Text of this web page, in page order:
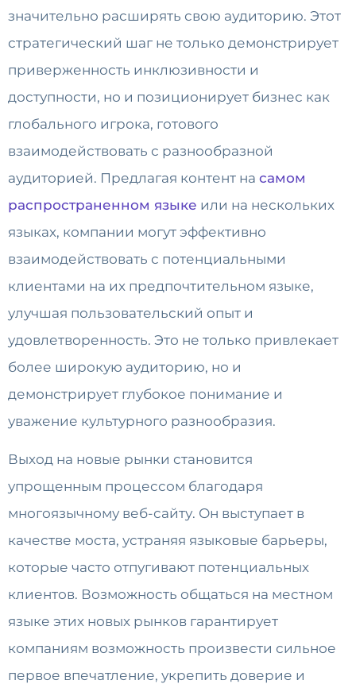
значительно расширять свою аудиторию. Этот
стратегический шаг не только демонстрирует
приверженность инклюзивности и
доступности, но и позиционирует бизнес как
глобального игрока, готового
взаимодействовать с разнообразной
аудиторией. Предлагая контент на самом
распространенном языке или на нескольких
языках, компании могут эффективно
взаимодействовать с потенциальными
клиентами на их предпочтительном языке,
улучшая пользовательский опыт и
удовлетворенность. Это не только привлекает
более широкую аудиторию, но и
демонстрирует глубокое понимание и
уважение культурного разнообразия.
Выход на новые рынки становится
упрощенным процессом благодаря
многоязычному веб-сайту. Он выступает в
качестве моста, устраняя языковые барьеры,
которые часто отпугивают потенциальных
клиентов. Возможность общаться на местном
языке этих новых рынков гарантирует
компаниям возможность произвести сильное
первое впечатление, укрепить доверие и